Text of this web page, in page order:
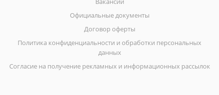
Официальные документы
Договор оферты
Политика конфиденциальности и обработки персональных
данных
Согласие на получение рекламных и информационных рассылок